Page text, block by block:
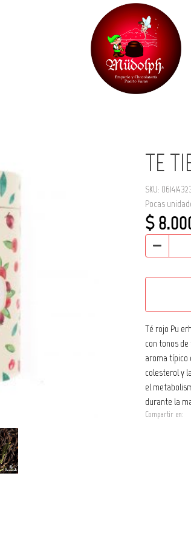
TE
SKU:
Pocas
$
Té rojo Pu
con tonos
aroma típico
colesterol y
el
durante la
Compartir en: